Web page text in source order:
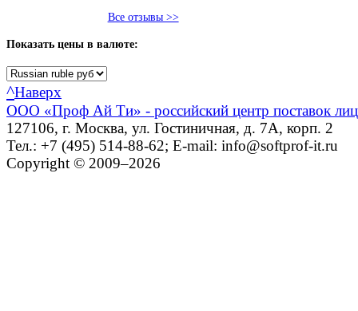
Все отзывы >>
Показать цены в валюте:
^Наверх
ООО «Проф Ай Ти» - российский центр поставок
127106, г. Москва, ул. Гостиничная, д. 7А, корп. 2
Тел.: +7 (495) 514-88-62; E-mail: info@softprof-it.ru
Copyright © 2009–2026